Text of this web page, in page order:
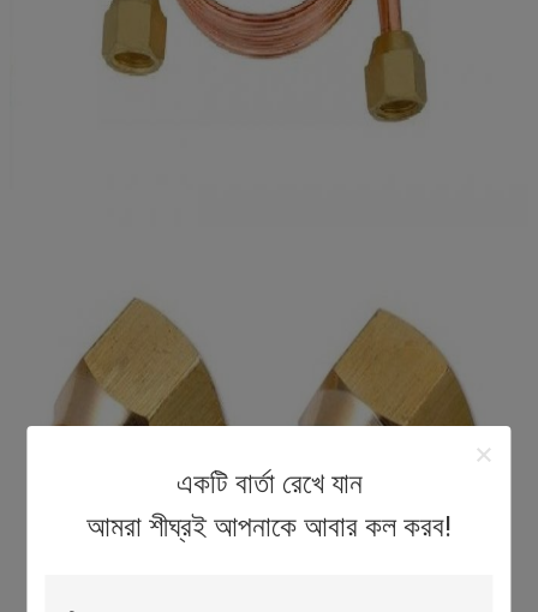
একটি বার্তা রেখে যান
আমরা শীঘ্রই আপনাকে আবার কল করব!